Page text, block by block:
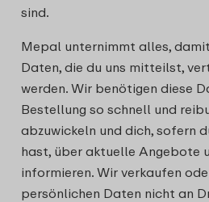
sind.
Mepal unternimmt alles,
Daten, die du uns mitteilst,
werden. Wir benötigen diese
Bestellung so schnell und
abzuwickeln und dich, sofern
hast, über aktuelle Angebote
informieren. Wir verkaufen
persönlichen Daten nicht an